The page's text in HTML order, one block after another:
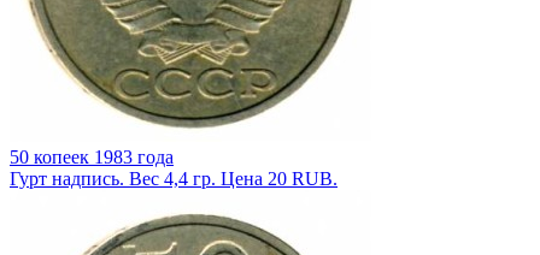
50 копеек 1983 года
Гурт надпись. Вес 4,4 гр. Цена 20 RUB.